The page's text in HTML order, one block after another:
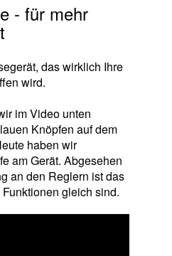
- für mehr
das wirklich Ihre
wird.
im Video unten
Knöpfen auf dem
haben wir
am Gerät. Abgesehen
an den Reglern ist das
gleich sind.